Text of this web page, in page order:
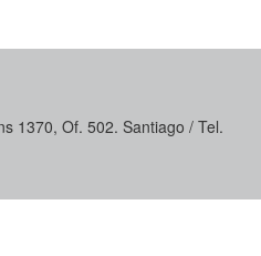
1370, Of. 502. Santiago / Tel.